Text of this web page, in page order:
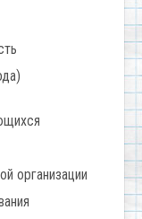
организации